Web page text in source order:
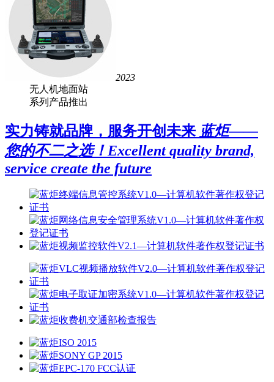
2023
无人机地面站
系列产品推出
实力铸就品牌，服务开创未来 蓝炬——
您的不二之选！ Excellent quality brand,
service create the future